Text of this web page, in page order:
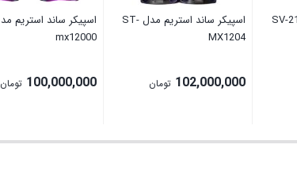
اسپیکر ساند استریم مدل ST-
MX1204
102,000,000 تومان
mx12000
100,000,000 تومان